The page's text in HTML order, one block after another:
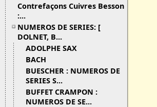
Contrefaçons Cuivres Besson
:...
NUMEROS DE SERIES: [
DOLNET, B...
ADOLPHE SAX
BACH
BUESCHER : NUMEROS DE
SERIES S...
BUFFET CRAMPON :
NUMEROS DE SE...